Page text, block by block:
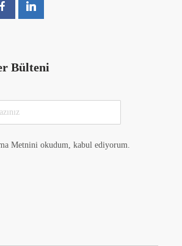
Bülteni
Metnini okudum, kabul ediyorum.